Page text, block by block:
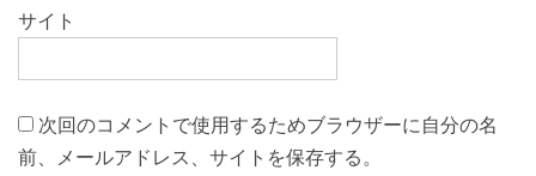
サイト
次回のコメントで使用するためブラウザーに自分の名
前、メールアドレス、サイトを保存する。